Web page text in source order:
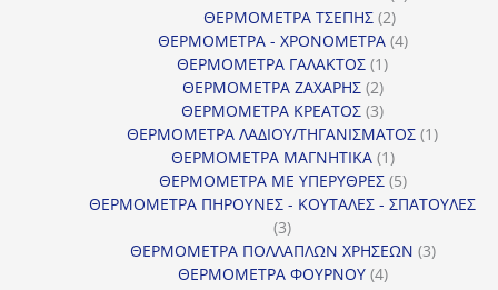
ΘΕΡΜΟΜΕΤΡΑ ΤΣΕΠΗΣ 22
προϊόντα
ΘΕΡΜΟΜΕΤΡΑ - ΧΡΟΝΟΜΕΤΡΑ 44
ΘΕΡΜΟΜΕΤΡΑ ΓΑΛΑΚΤΟΣ 11
προϊόν
ΘΕΡΜΟΜΕΤΡΑ ΖΑΧΑΡΗΣ 22
προϊόντα
ΘΕΡΜΟΜΕΤΡΑ ΚΡΕΑΤΟΣ 33
προϊόντα
ΘΕΡΜΟΜΕΤΡΑ ΛΑΔΙΟΥ/ΤΗΓΑΝΙΣΜΑΤΟΣ 11
ΘΕΡΜΟΜΕΤΡΑ ΜΑΓΝΗΤΙΚΑ 11
προϊόν
ΘΕΡΜΟΜΕΤΡΑ ΜΕ ΥΠΕΡΥΘΡΕΣ 55
προϊόντα
ΘΕΡΜΟΜΕΤΡΑ ΠΗΡΟΥΝΕΣ - ΚΟΥΤΑΛΕΣ - ΣΠΑΤΟΥΛΕΣ
33
προϊόντα
ΘΕΡΜΟΜΕΤΡΑ ΠΟΛΛΑΠΛΩΝ ΧΡΗΣΕΩΝ 33
ΘΕΡΜΟΜΕΤΡΑ ΦΟΥΡΝΟΥ 44